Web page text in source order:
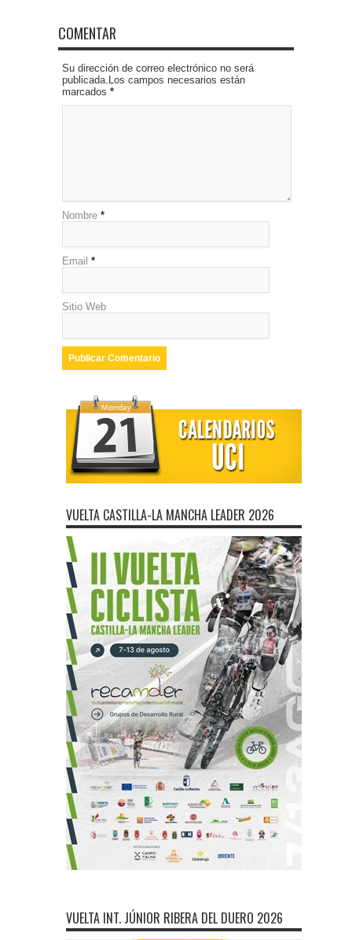
COMENTAR
Su dirección de correo electrónico no será
publicada.Los campos necesarios están
marcados *
Nombre *
Email *
Sitio Web
VUELTA CASTILLA-LA MANCHA LEADER 2026
VUELTA INT. JÚNIOR RIBERA DEL DUERO 2026